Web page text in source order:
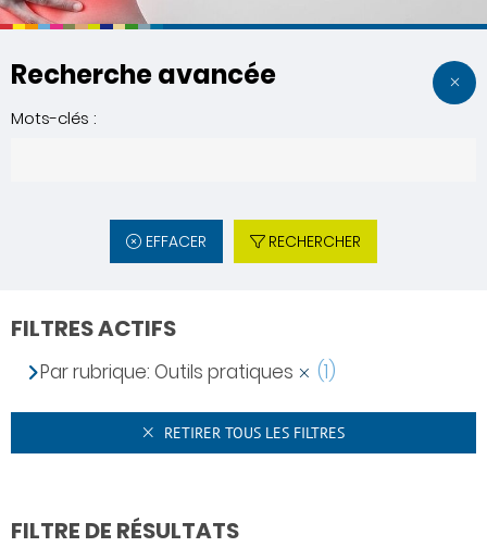
Recherche avancée
Mots-clés :
EFFACER RECHERCHER
FILTRES ACTIFS
Par rubrique: Outils pratiques (1)
RETIRER TOUS LES FILTRES
FILTRE DE RÉSULTATS